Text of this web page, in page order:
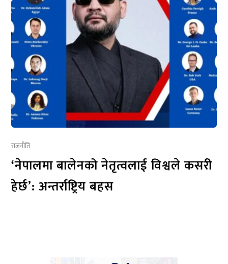
राजनीति
‘नेपालमा बालेनको नेतृत्वलाई विश्वले कसरी
हेर्छ’: अन्तर्राष्ट्रिय बहस